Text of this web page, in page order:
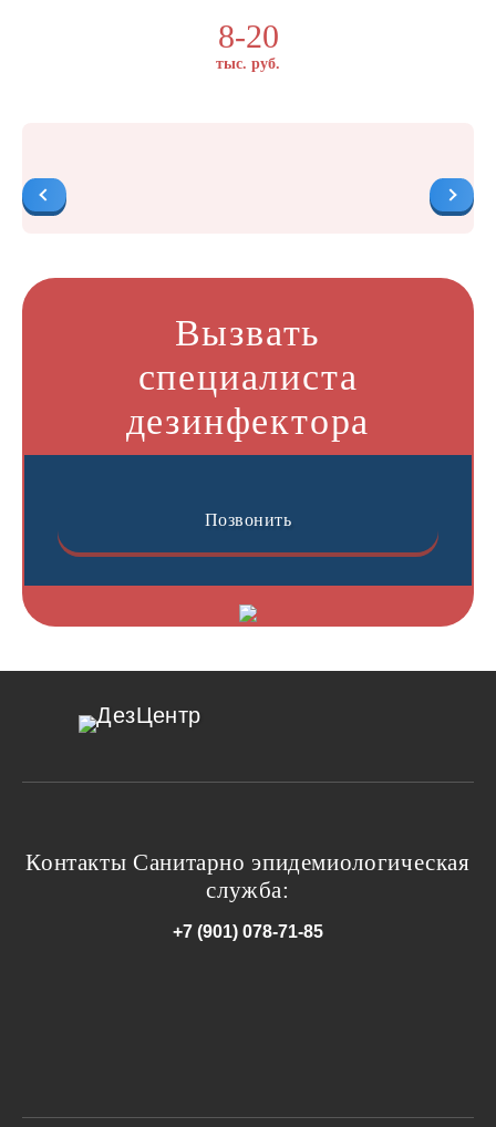
8-20
тыс. руб.
Вызвать
специалиста
дезинфектора
Позвонить
ДезЦентр
Контакты Санитарно эпидемиологическая
служба:
+7 (901) 078-71-85